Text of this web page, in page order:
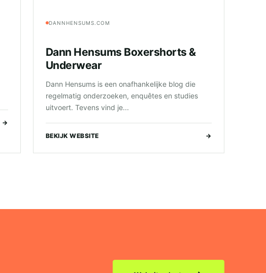
→
DANNHENSUMS.COM
Dann Hensums Boxershorts &
Underwear
Dann Hensums is een onafhankelijke blog die
regelmatig onderzoeken, enquêtes en studies
uitvoert. Tevens vind je...
BEKIJK WEBSITE →